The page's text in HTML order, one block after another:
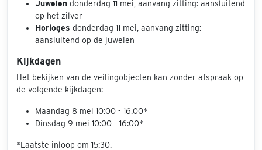
Juwelen donderdag 11 mei, aanvang zitting: aansluitend
op het zilver
Horloges donderdag 11 mei, aanvang zitting:
aansluitend op de juwelen
Kijkdagen
Het bekijken van de veilingobjecten kan zonder afspraak op
de volgende kijkdagen:
Maandag 8 mei 10:00 - 16.00*
Dinsdag 9 mei 10:00 - 16:00*
*Laatste inloop om 15:30.